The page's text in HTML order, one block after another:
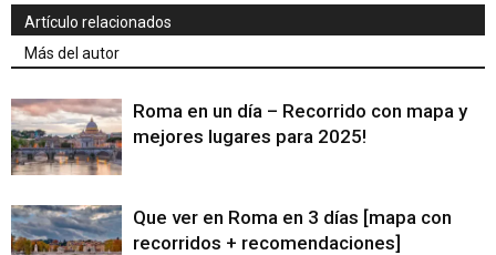
Artículo relacionados
Más del autor
Roma en un día – Recorrido con mapa y
mejores lugares para 2025!
Que ver en Roma en 3 días [mapa con
recorridos + recomendaciones]